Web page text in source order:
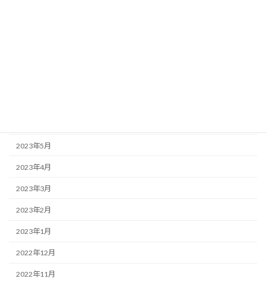
2023年5月
2023年4月
2023年3月
2023年2月
2023年1月
2022年12月
2022年11月